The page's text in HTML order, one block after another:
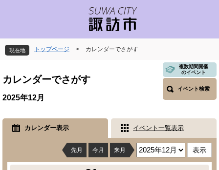
先
頭
す
を
飛
し
本
へ
現在地 トップページ > カレンダーでさがす
文
カレンダーでさがす
複数期間開催
のイベント
イベント検索
2025年12月
カレンダー表示 イベント一覧表示
先月 今月 来月